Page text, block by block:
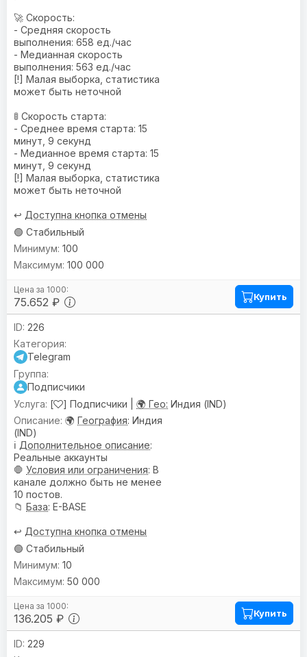
🚀 Скорость:
- Средняя скорость
выполнения: 658 ед./час
- Медианная скорость
выполнения: 563 ед./час
[!] Малая выборка, статистика
может быть неточной
🚦 Скорость старта:
- Среднее время старта: 15
минут, 9 секунд
- Медианное время старта: 15
минут, 9 секунд
[!] Малая выборка, статистика
может быть неточной
↩️ Доступна кнопка отмены
🟢 Стабильный
75.652 ₽
100
100 000
Купить
226
Telegram
Подписчики
[
] Подписчики | 🌍 Гео: Индия (IND)
🌍 География: Индия
(IND)
ℹ️ Дополнительное описание:
Реальные аккаунты
🛑 Условия или ограничения: В
канале должно быть не менее
10 постов.
📁 База: E-BASE
↩️ Доступна кнопка отмены
🟢 Стабильный
136.205 ₽
10
50 000
Купить
229